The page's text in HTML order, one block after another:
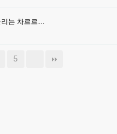
리는 차르르…
5